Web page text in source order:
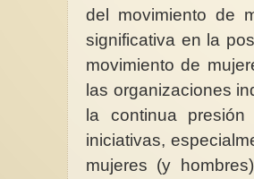
del movimiento de
significativa en la
movimiento de
las organizaciones
la continua
iniciativas,
mujeres (y